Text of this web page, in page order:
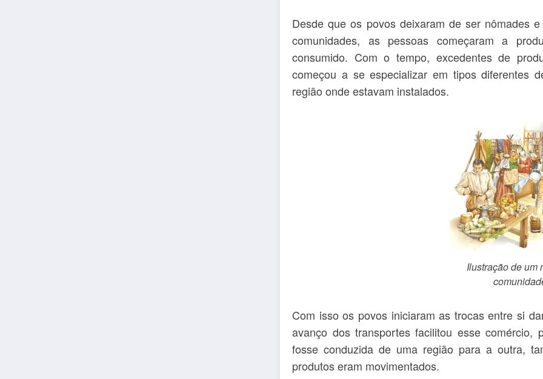
Desde que os povos deixaram de ser nômades
comunidades, as pessoas começaram a
consumido. Com o tempo, excedentes de
começou a se especializar em tipos diferentes
região onde estavam instalados.
Ilustração de um
Com isso os povos iniciaram as trocas entre si
avanço dos transportes facilitou esse comércio,
fosse conduzida de uma região para a outra,
produtos eram movimentados.